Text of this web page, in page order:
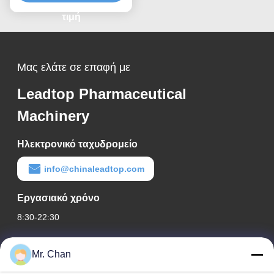
τιμή
Μας ελάτε σε επαφή με
Leadtop Pharmaceutical
Machinery
Ηλεκτρονικό ταχυδρομείο
info@chinaleadtop.com
Εργασιακό χρόνο
8:30-22:30
Η διεύθυνσή μας
Διεύθυνση εταιρείας
Mr. Chan